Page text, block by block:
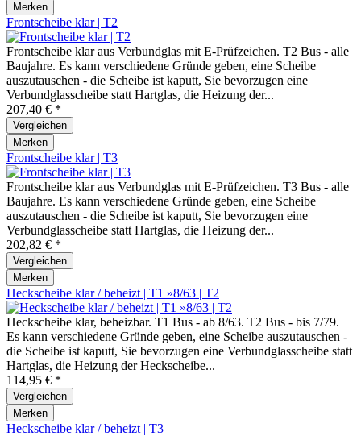
Merken
Frontscheibe klar | T2
Frontscheibe klar aus Verbundglas mit E-Prüfzeichen. T2 Bus - alle
Baujahre. Es kann verschiedene Gründe geben, eine Scheibe
auszutauschen - die Scheibe ist kaputt, Sie bevorzugen eine
Verbundglasscheibe statt Hartglas, die Heizung der...
207,40 € *
Vergleichen
Merken
Frontscheibe klar | T3
Frontscheibe klar aus Verbundglas mit E-Prüfzeichen. T3 Bus - alle
Baujahre. Es kann verschiedene Gründe geben, eine Scheibe
auszutauschen - die Scheibe ist kaputt, Sie bevorzugen eine
Verbundglasscheibe statt Hartglas, die Heizung der...
202,82 € *
Vergleichen
Merken
Heckscheibe klar / beheizt | T1 »8/63 | T2
Heckscheibe klar, beheizbar. T1 Bus - ab 8/63. T2 Bus - bis 7/79.
Es kann verschiedene Gründe geben, eine Scheibe auszutauschen -
die Scheibe ist kaputt, Sie bevorzugen eine Verbundglasscheibe statt
Hartglas, die Heizung der Heckscheibe...
114,95 € *
Vergleichen
Merken
Heckscheibe klar / beheizt | T3